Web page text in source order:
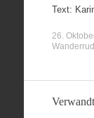
Text:
26.